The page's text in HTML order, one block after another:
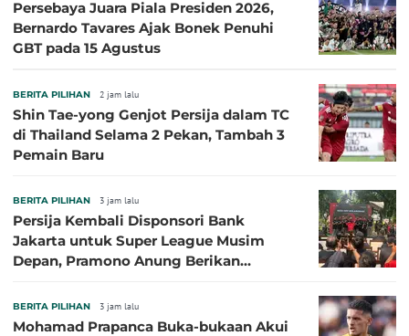
Persebaya Juara Piala Presiden 2026,
Bernardo Tavares Ajak Bonek Penuhi
GBT pada 15 Agustus
BERITA PILIHAN 2 jam lalu
Shin Tae-yong Genjot Persija dalam TC
di Thailand Selama 2 Pekan, Tambah 3
Pemain Baru
BERITA PILIHAN 3 jam lalu
Persija Kembali Disponsori Bank
Jakarta untuk Super League Musim
Depan, Pramono Anung Berikan
BERITA PILIHAN 3 jam lalu
Mohamad Prapanca Buka-bukaan Akui